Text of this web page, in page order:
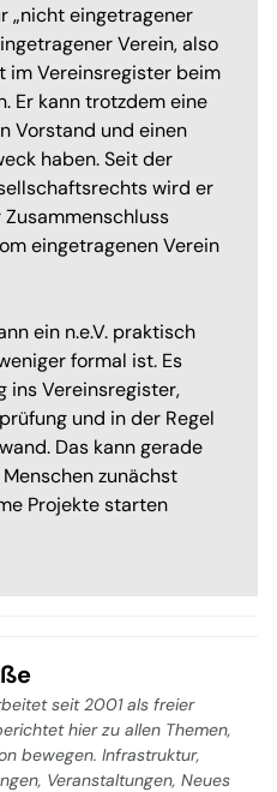
„nicht eingetragener
Verein, also
im Vereinsregister beim
Er kann trotzdem eine
Vorstand und einen
haben. Seit der
wird er
eingetragenen Verein
ein n.e.V. praktisch
formal ist. Es
ins Vereinsregister,
und in der Regel
Das kann gerade
zunächst
Projekte starten
seit 2001 als freier
hier zu allen Themen,
bewegen. Infrastruktur,
Veranstaltungen, Neues